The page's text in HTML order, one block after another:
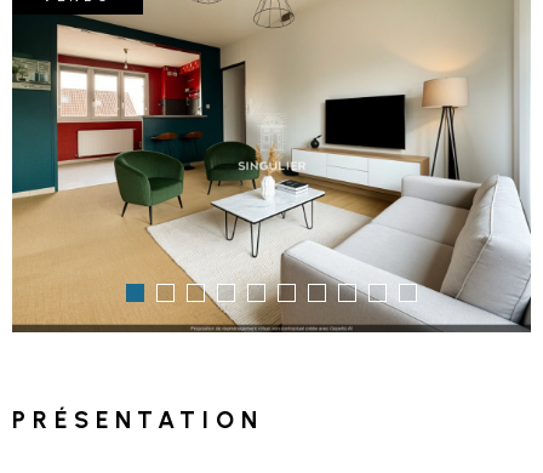
PRÉSENTATION